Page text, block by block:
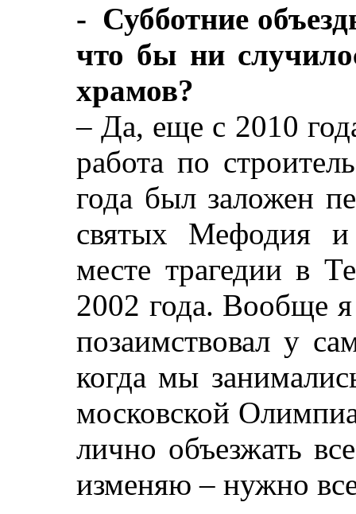
- Субботние
что бы ни
храмов?
– Да, еще с 2010
работа по
года был заложен
святых Мефодия
месте трагедии в
2002 года. Вообще я
позаимствовал у
когда мы
московской
лично объезжать
изменяю – нужно